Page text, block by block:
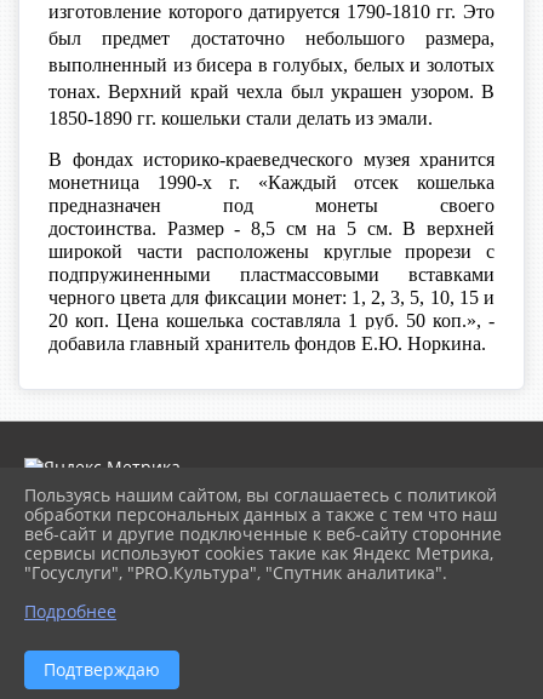
изготовление которого датируется 1790-1810 гг. Это
был предмет достаточно небольшого размера,
выполненный из бисера в голубых, белых и золотых
тонах. Верхний край чехла был украшен узором. В
1850-1890 гг. кошельки стали делать из эмали.
В фондах историко-краеведческого музея хранится
монетница 1990-х г. «Каждый отсек кошелька
предназначен под монеты своего
достоинства. Размер - 8,5 см на 5 см. В верхней
широкой части расположены круглые прорези с
подпружиненными пластмассовыми вставками
черного цвета для фиксации монет: 1, 2, 3, 5, 10, 15 и
20 коп. Цена кошелька составляла 1 руб. 50 коп.», -
добавила главный хранитель фондов Е.Ю. Норкина.
2026 г. museumkam.ru
Вход
Карта сайта
Политика обработки персональных данных
Сделано на KubCMS
Разработка и поддержка
Пользуясь нашим сайтом, вы соглашаетесь с политикой
обработки персональных данных а также с тем что наш
веб-сайт и другие подключенные к веб-сайту сторонние
сервисы используют cookies такие как Яндекс Метрика,
"Госуслуги", "PRO.Культура", "Спутник аналитика".
Подробнее
Подтверждаю